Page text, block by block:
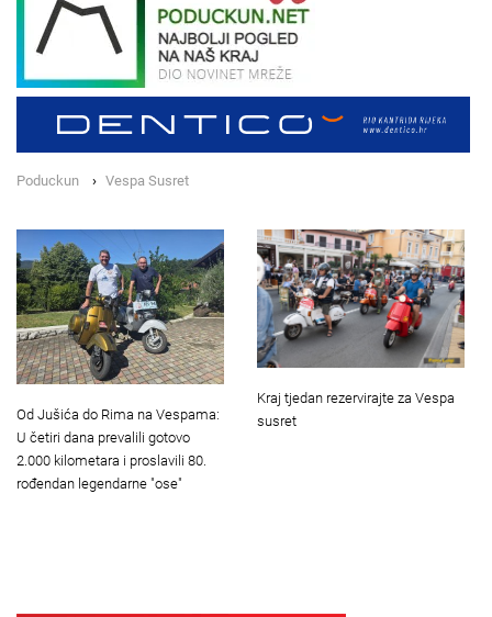
Poduckun Vespa Susret
Od Jušića do Rima na Vespama:
U četiri dana prevalili gotovo
2.000 kilometara i proslavili 80.
rođendan legendarne "ose"
Kraj tjedan rezervirajte za Vespa
susret